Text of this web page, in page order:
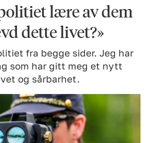
lære av dem
dette livet?»
fra begge sider. Jeg har
som har gitt meg et nytt
og sårbarhet.